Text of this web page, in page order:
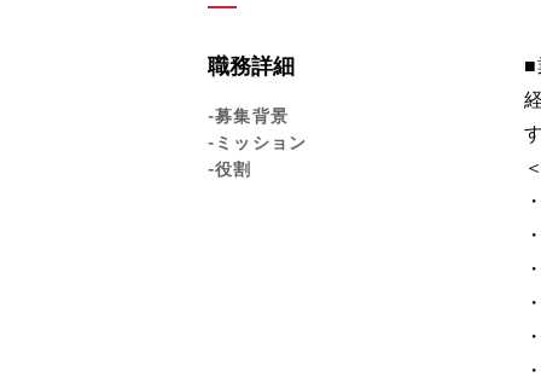
職務詳細
-募集背景
-ミッション
-役割
■